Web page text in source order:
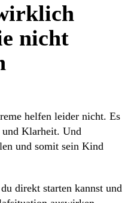
nicht
helfen leider nicht. Es
und Klarheit. Und
und somit sein Kind
direkt starten kannst und